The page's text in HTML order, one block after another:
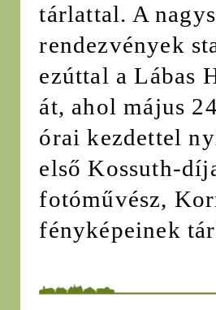
tárlattal. A
rendezvények
ezúttal a Lábas
át, ahol május
órai kezdettel
első Kossuth-
fotóművész,
fényképeinek